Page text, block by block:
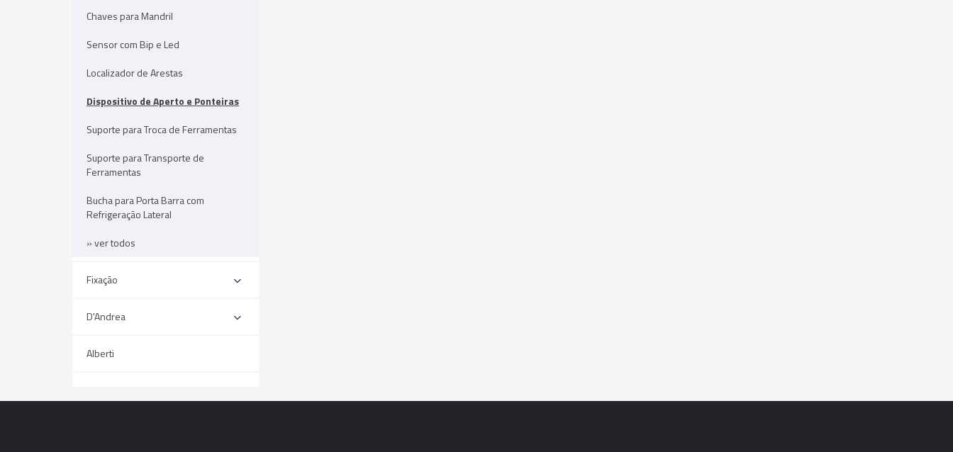
Chaves para Mandril
Sensor com Bip e Led
Localizador de Arestas
Dispositivo de Aperto e Ponteiras
Suporte para Troca de Ferramentas
Suporte para Transporte de
Ferramentas
Bucha para Porta Barra com
Refrigeração Lateral
» ver todos
Fixação
D'Andrea
Alberti